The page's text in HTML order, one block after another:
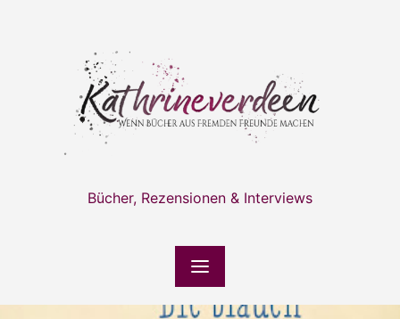
Bücher, Rezensionen & Interviews